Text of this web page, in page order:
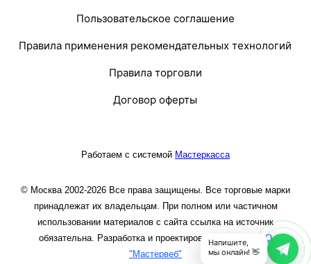
Пользовательское соглашение
Правила применения рекомендательных технологий
Правила торговли
Договор оферты
Работаем с системой Мастеркасса
© Москва 2002-2026 Все права защищены. Все торговые марки
принадлежат их владельцам. При полном или частичном
использовании материалов с сайта ссылка на источник
обязательна. Разработка и проектирование сайта
ООО
"Мастервеб"
Напишите,
мы онлайн! 👋